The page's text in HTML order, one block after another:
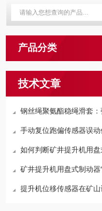
产品分类
技术文章
钢丝绳聚氨酯稳绳滑套
手动复位跑偏传感器误动
如何判断矿井提升机用
矿井提升机用盘式制动器“
提升机位移传感器在矿